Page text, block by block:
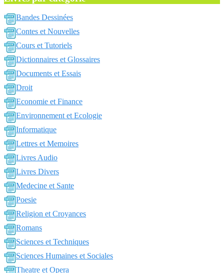
Bandes Dessinées
Contes et Nouvelles
Cours et Tutoriels
Dictionnaires et Glossaires
Documents et Essais
Droit
Economie et Finance
Environnement et Ecologie
Informatique
Lettres et Memoires
Livres Audio
Livres Divers
Medecine et Sante
Poesie
Religion et Croyances
Romans
Sciences et Techniques
Sciences Humaines et Sociales
Theatre et Opera